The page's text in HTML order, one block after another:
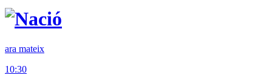
ara mateix
10:30